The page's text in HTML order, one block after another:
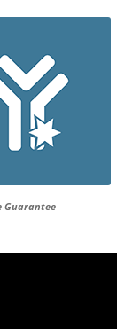
Guarantee